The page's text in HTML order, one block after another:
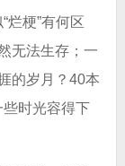
烂梗”有何区
无法生存；一
的岁月？40本
时光容得下